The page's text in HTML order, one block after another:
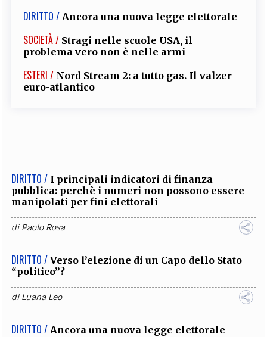
DIRITTO / Ancora una nuova legge elettorale
SOCIETÀ / Stragi nelle scuole USA, il
problema vero non è nelle armi
ESTERI / Nord Stream 2: a tutto gas. Il valzer
euro-atlantico
DIRITTO / I principali indicatori di finanza
pubblica: perchè i numeri non possono essere
manipolati per fini elettorali
diPaolo Rosa
DIRITTO / Verso l’elezione di un Capo dello Stato
“politico”?
diLuana Leo
DIRITTO / Ancora una nuova legge elettorale